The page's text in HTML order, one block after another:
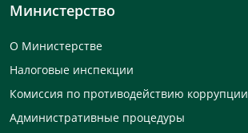
Министерство
О Министерстве
Налоговые инспекции
Комиссия по противодействию коррупции
Административные процедуры